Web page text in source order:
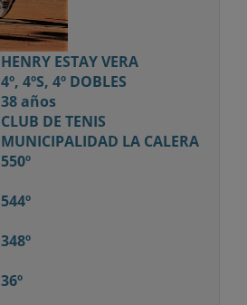
HENRY ESTAY VERA
4º, 4ºS, 4º DOBLES
38 años
CLUB DE TENIS
MUNICIPALIDAD LA CALERA
550º
544º
348º
36º